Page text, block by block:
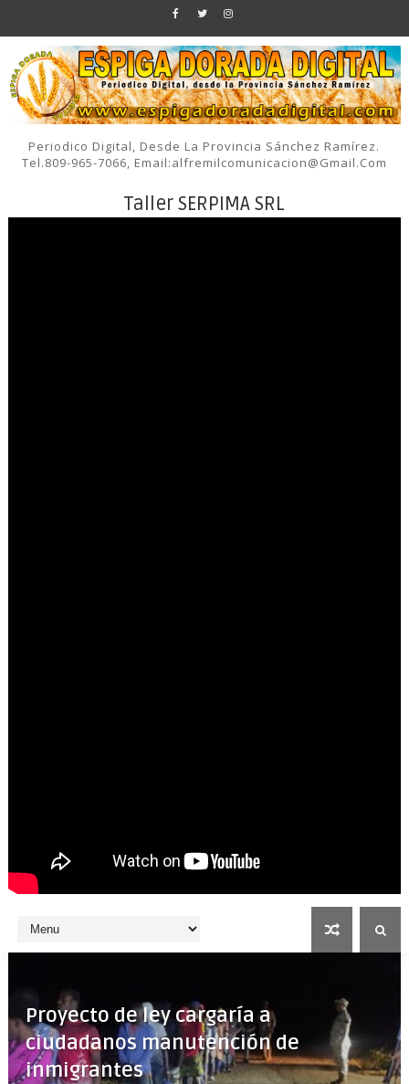
Periodico Digital, Desde La Provincia Sánchez Ramírez.
Tel.809-965-7066, Email:alfremilcomunicacion@gmail.com
Taller SERPIMA SRL
Proyecto de ley cargaría a
ciudadanos manutención de
inmigrantes